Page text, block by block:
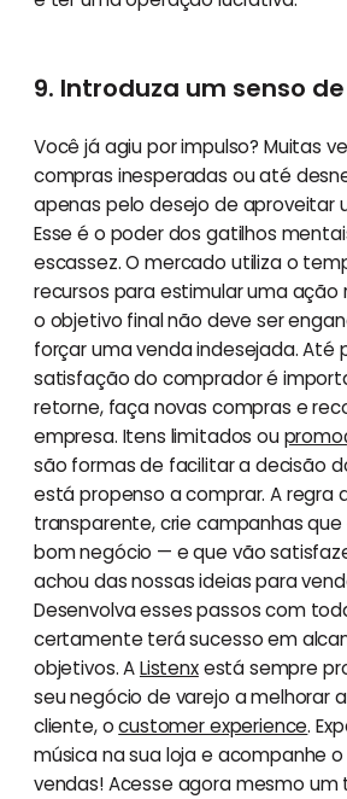
9. Introduza um senso
Você já agiu por impulso? Muitas
compras inesperadas ou até
apenas pelo desejo de aproveitar
Esse é o poder dos gatilhos
escassez. O mercado utiliza o
recursos para estimular uma ação
o objetivo final não deve ser
forçar uma venda indesejada. Até
satisfação do comprador é
retorne, faça novas compras e
empresa. Itens limitados ou
são formas de facilitar a decisão
está propenso a comprar. A regra
transparente, crie campanhas
bom negócio — e que vão
achou das nossas ideias para
Desenvolva esses passos com
certamente terá sucesso em
objetivos. AListenxestá sempre
seu negócio de varejo a melhorar
cliente, ocustomer experience.
música na sua loja e acompanhe
vendas! Acesse agora mesmo